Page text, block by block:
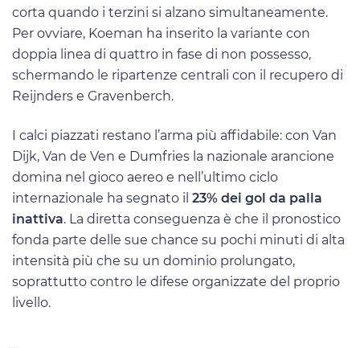
corta quando i terzini si alzano simultaneamente.
Per ovviare, Koeman ha inserito la variante con
doppia linea di quattro in fase di non possesso,
schermando le ripartenze centrali con il recupero di
Reijnders e Gravenberch.
I calci piazzati restano l’arma più affidabile: con Van
Dijk, Van de Ven e Dumfries la nazionale arancione
domina nel gioco aereo e nell’ultimo ciclo
internazionale ha segnato il 23% dei gol da palla
inattiva. La diretta conseguenza è che il pronostico
fonda parte delle sue chance su pochi minuti di alta
intensità più che su un dominio prolungato,
soprattutto contro le difese organizzate del proprio
livello.